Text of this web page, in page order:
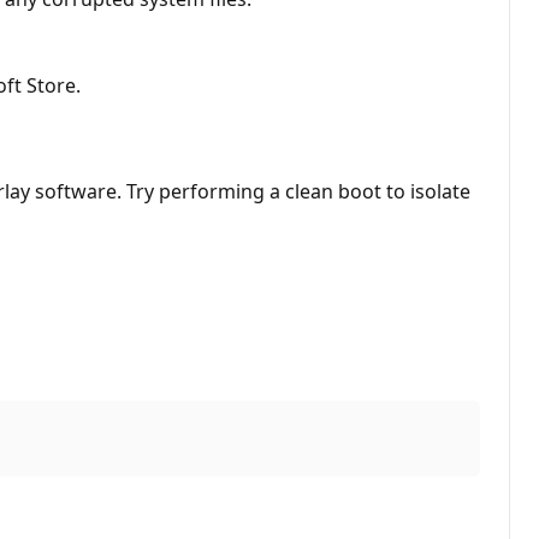
Store.
software. Try performing a clean boot to isolate